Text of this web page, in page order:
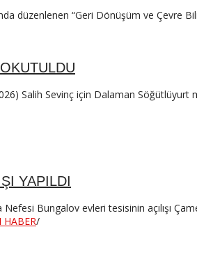
düzenlenen “Geri Dönüşüm ve Çevre
Salih Sevinç için Dalaman
YAPILDI
Nefesi Bungalov evleri tesisinin açılışı
/